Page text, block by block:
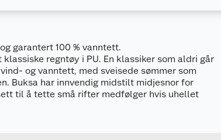
garantert 100 % vanntett.
regntøy i PU. En klassiker som aldri går
og vanntett, med sveisede sømmer som
Buksa har innvendig midstilt midjesnor for
til å tette små rifter medfølger hvis uhellet